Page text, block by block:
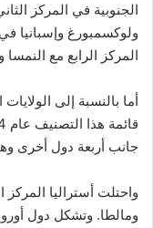
المركز الرابع مع النمسا
أما بالنسبة إلى
جانب أربعة دول أخرى
واحتلت أستراليا المركز
ومالطا. وتشكل دول